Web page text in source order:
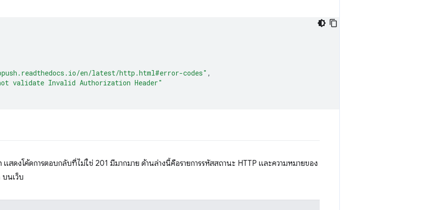
en/latest/http.html#error-codes" ,
validate Invalid Authorization Header"
สดงโค้ดการตอบกลับที่ไม่ใช่ 201 มีมากมาย ด้านล่างนี้คือรายการรหัสสถานะ HTTP และความหมายของ
นเว็บ